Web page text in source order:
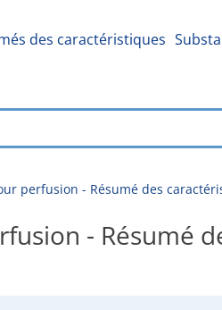
des caractéristiques
perfusion - Résumé des
- Résumé